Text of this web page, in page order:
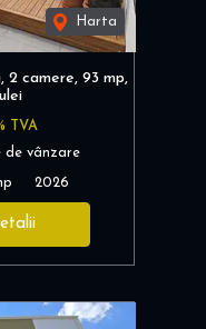
Harta
2 camere, 93 mp,
TVA
de vânzare
2026